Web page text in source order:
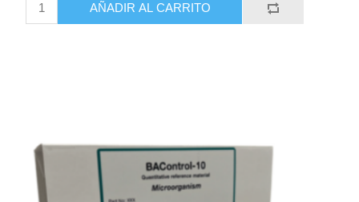
AÑADIR AL CARRITO